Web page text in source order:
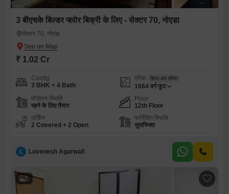
3 बीएचके बिल्डर फ्लोर बिक्री के लिए - सेक्टर 70, नोएडा
सेक्टर 70, नोएडा
₹ 1.02 Cr
Config
3 BHK + 4 Bath
एरिया बिल्ट-अप एरिया
1664 वर्ग फुट
पॉसेशन स्थिति
रहने के लिए तैयार
Floor
12th Floor
पार्किंग
2 Covered + 2 Open
फर्निशिंग स्थिति
सुसज्जित
L Lovenesh Agarwall
5